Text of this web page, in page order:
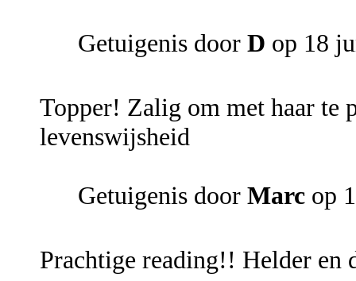
Getuigenis door D op 18
Topper! Zalig om met haar te
levenswijsheid
Getuigenis door Marc op
Prachtige reading!! Helder en